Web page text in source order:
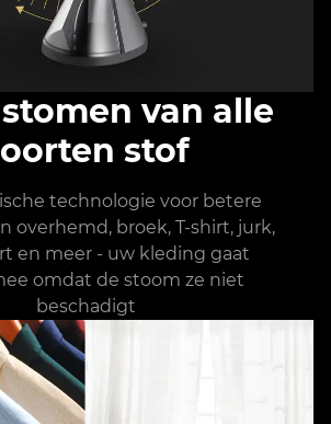
van alle
stof
technologie voor betere
overhemd, broek, T-shirt, jurk,
en meer - uw kleding gaat
omdat de stoom ze niet
beschadigt